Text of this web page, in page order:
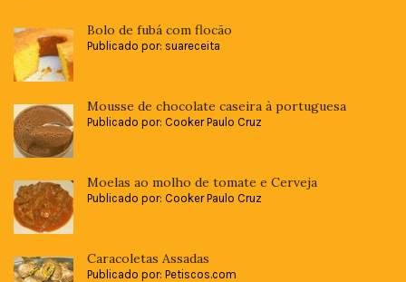
Bolo de fubá com flocão
Publicado por: suareceita
Mousse de chocolate caseira à portuguesa
Publicado por: Cooker Paulo Cruz
Moelas ao molho de tomate e Cerveja
Publicado por: Cooker Paulo Cruz
Caracoletas Assadas
Publicado por: Petiscos.com